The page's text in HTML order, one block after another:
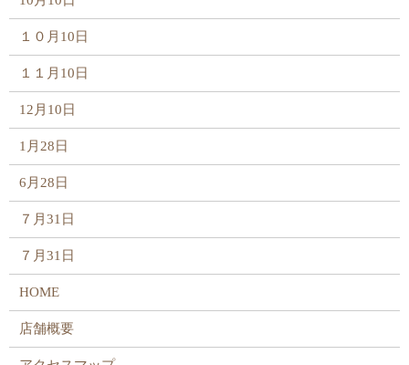
１０月10日
１１月10日
12月10日
1月28日
6月28日
７月31日
７月31日
HOME
店舗概要